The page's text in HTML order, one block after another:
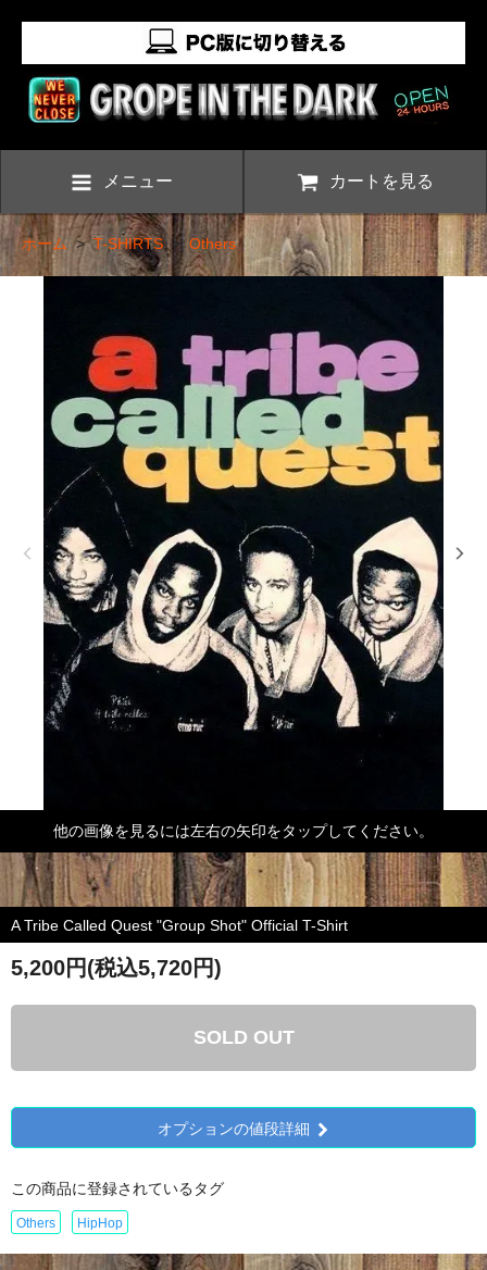
メニュー カートを見る
ホーム>T-SHIRTS>Others
他の画像を見るには左右の矢印をタップしてください。
A Tribe Called Quest "Group Shot" Official T-Shirt
5,200円(税込5,720円)
SOLD OUT
オプションの値段詳細
この商品に登録されているタグ
Others HipHop